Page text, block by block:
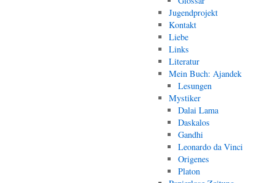
Jugendprojekt
Kontakt
Liebe
Links
Literatur
Mein Buch: Ajandek
Lesungen
Mystiker
Dalai Lama
Daskalos
Gandhi
Leonardo da Vinci
Origenes
Platon